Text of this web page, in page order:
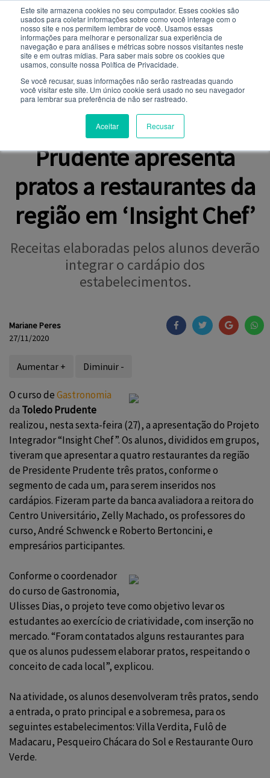
Este site armazena cookies no seu computador. Esses cookies são
usados ​​para coletar informações sobre como você interage com o
nosso site e nos permitem lembrar de você. Usamos essas
informações para melhorar e personalizar sua experiência de
navegação e para análises e métricas sobre nossos visitantes neste
site e em outras mídias. Para saber mais sobre os cookies que
usamos, consulte nossa Política de Privacidade.
Se você recusar, suas informações não serão rastreadas quando
você visitar este site. Um único cookie será usado no seu navegador
para lembrar sua preferência de não ser rastreado.
Aceitar Recusar
NOTÍCIAS
PROJETO INTEGRADOR
Gastronomia da Toledo
Prudente apresenta
pratos a restaurantes da
região em ‘Insight Chef’
Receitas elaboradas pelos alunos deverão
integrar o cardápio dos
estabelecimentos.
Mariane Peres
27/11/2020
Aumentar + Diminuir -
O curso deGastronomia
da Toledo Prudente
realizou, nesta sexta-feira (27), a apresentação do Projeto
Integrador “Insight Chef”. Os alunos, divididos em grupos,
tiveram que apresentar a quatro restaurantes da região
de Presidente Prudente três pratos, conforme o
segmento de cada um, para serem inseridos nos
cardápios. Fizeram parte da banca avaliadora a reitora do
Centro Universitário, Zelly Machado, os professores do
curso, André Schwenck e Roberto Bertoncini, e
empresários participantes.
Conforme o coordenador
do curso deGastronomia,
Ulisses Dias, o projeto teve como objetivo levar os
estudantes ao exercício de criatividade, com inserção no
mercado. “Foram contatados alguns restaurantes para
que os alunos pudessem elaborar pratos, respeitando o
conceito de cada local”, explicou.
Na atividade, os alunos desenvolveram três pratos, sendo
a entrada, o prato principal e a sobremesa, para os
seguintes estabelecimentos: Villa Verdita, Fulô de
Madacaru, Pesqueiro Chácara do Sol e Restaurante Ouro
Verde.
Você quer receber notificações e não perder nenhuma
notícia importante?